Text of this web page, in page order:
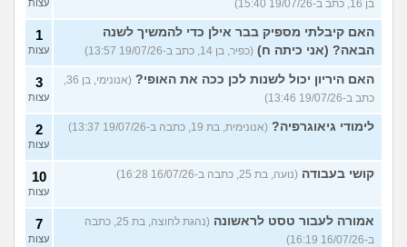
בן 16, כתב ב-19/07/26 15:40)
עצות
האם קיבלתי מספיק בבר אילן כדי להמשיך לשנה
הבאה? (אני כיתה ח) (כפיר, בן 14, כתב ב-19/07/26 13:57)
1
עצות
האם היריון יכול לשנות לכן ככה את האופי?
כתב ב-19/07/26 13:46)
3
עצות
לימודי גיאוגרפיה? (אנונימית, בת 19, כתבה ב-19/07/26 13:37) 2
עצות
קושי בעבודה (נועה, בת 25, כתבה ב-16/07/26 16:28) 10
עצות
אמורה לעבור טסט לראשונה
(נהגת לחוצה, בת 25, כתבה
ב-16/07/26 16:19)
7
עצות